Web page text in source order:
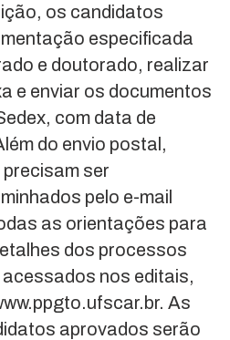
os candidatos
especificada
e doutorado, realizar
e enviar os documentos
com data de
do envio postal,
ser
pelo e-mail
as orientações para
dos processos
nos editais,
As
aprovados serão